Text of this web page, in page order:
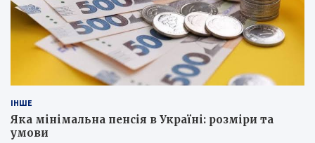
ІНШЕ
Яка мінімальна пенсія в Україні: розміри та
умови